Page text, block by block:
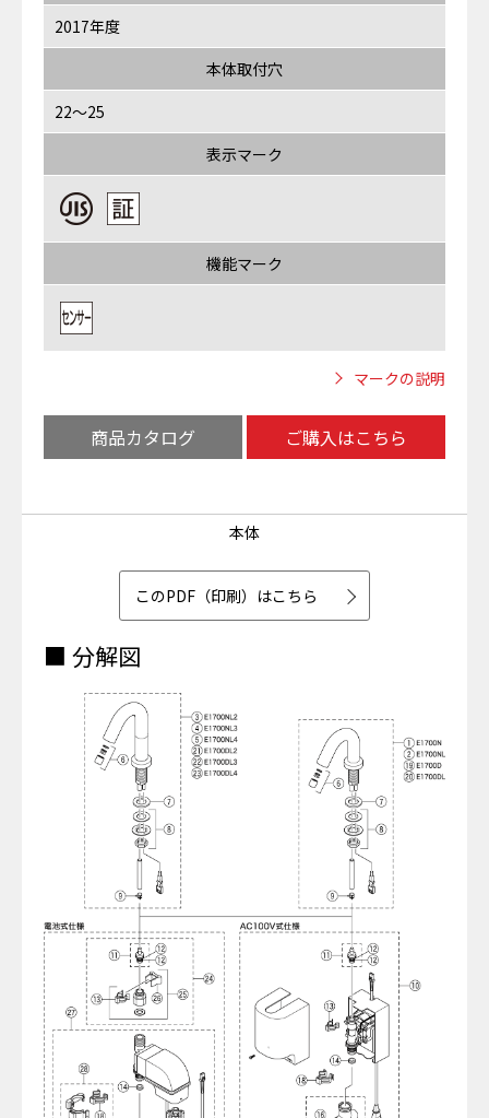
2017年度
本体取付穴
22～25
表示マーク
機能マーク
マークの説明
商品カタログ ご購入はこちら
本体
このPDF（印刷）はこちら
■ 分解図